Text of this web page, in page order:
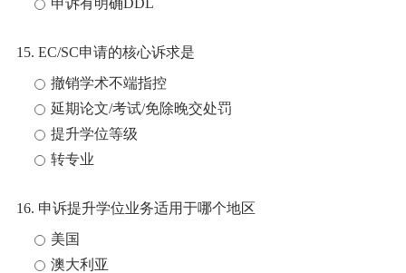
申诉有明确DDL
15. EC/SC申请的核心诉求是
撤销学术不端指控
延期论文/考试/免除晚交处罚
提升学位等级
转专业
16. 申诉提升学位业务适用于哪个地区
美国
澳大利亚